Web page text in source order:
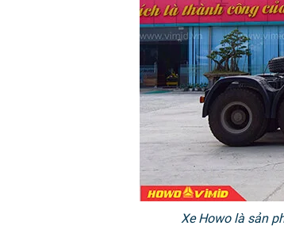
Xe Howo là sản